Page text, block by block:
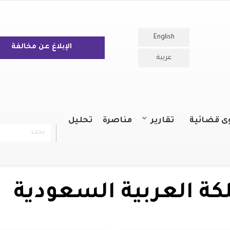
English
عربية
الإبلاغ عن مخالفة
قضائية تقارير مناصرة تحليل
العربية السعودية